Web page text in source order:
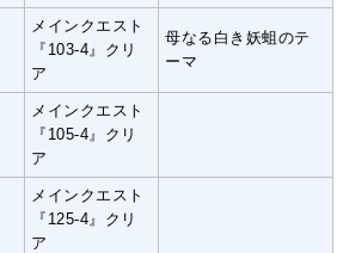
メインクエスト
『103-4』クリ
ア
母なる白き妖蛆のテ
ーマ
メインクエスト
『105-4』クリ
ア
メインクエスト
『125-4』クリ
ア